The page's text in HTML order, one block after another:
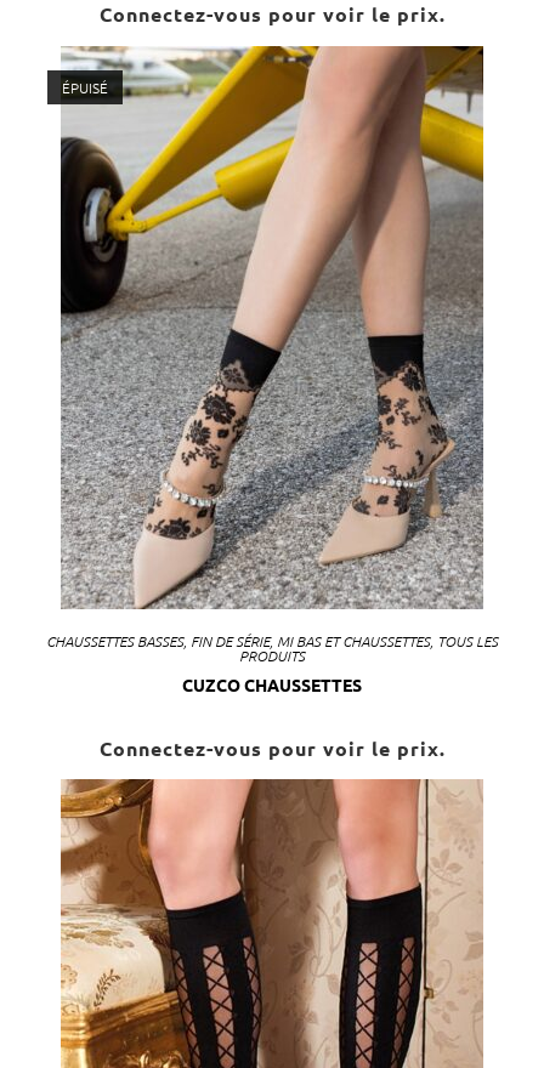
Connectez-vous pour voir le prix.
ÉPUISÉ
CHAUSSETTES BASSES, FIN DE SÉRIE, MI BAS ET CHAUSSETTES, TOUS LES
PRODUITS
CUZCO CHAUSSETTES
Connectez-vous pour voir le prix.